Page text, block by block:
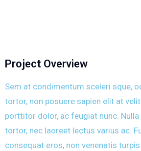
Project Overview
Sem at condimentum sceleri sque,
tortor, non posuere sapien elit at
porttitor dolor, ac feugiat nunc.
tortor, nec laoreet lectus varius ac.
consequat eros, non venenatis